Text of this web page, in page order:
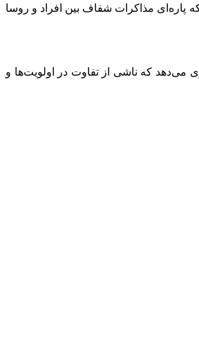
پاره‌ای مذاکرات شفاف بین افراد و روسا
می‌دهد که ناشی از تفاوت در اولویت‌ها و